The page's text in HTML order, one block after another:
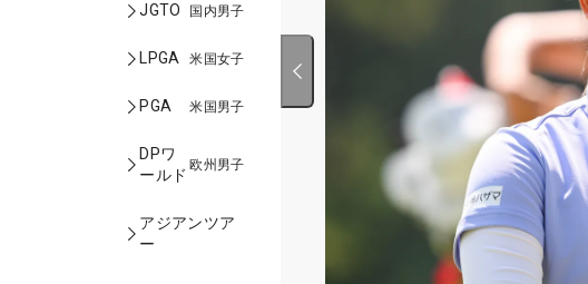
JGTO 国内男子
LPGA 米国女子
PGA 米国男子
DPワ
ールド
欧州男子
アジアンツア
ー